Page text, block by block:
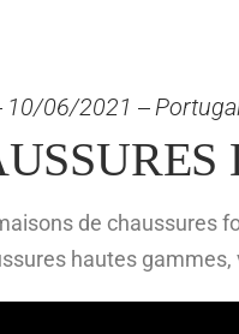
10/06/2021
de chaussures
hautes